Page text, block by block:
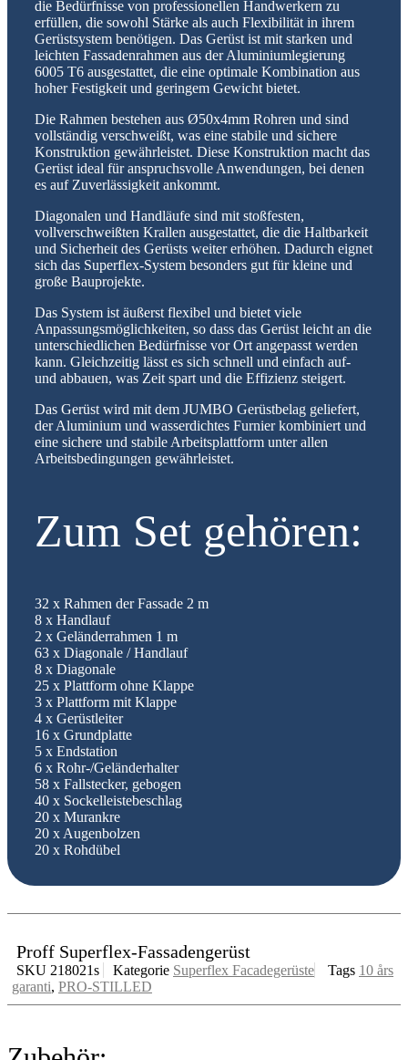
die Bedürfnisse von professionellen Handwerkern zu
erfüllen, die sowohl Stärke als auch Flexibilität in ihrem
Gerüstsystem benötigen. Das Gerüst ist mit starken und
leichten Fassadenrahmen aus der Aluminiumlegierung
6005 T6 ausgestattet, die eine optimale Kombination aus
hoher Festigkeit und geringem Gewicht bietet.
Die Rahmen bestehen aus Ø50x4mm Rohren und sind
vollständig verschweißt, was eine stabile und sichere
Konstruktion gewährleistet. Diese Konstruktion macht das
Gerüst ideal für anspruchsvolle Anwendungen, bei denen
es auf Zuverlässigkeit ankommt.
Diagonalen und Handläufe sind mit stoßfesten,
vollverschweißten Krallen ausgestattet, die die Haltbarkeit
und Sicherheit des Gerüsts weiter erhöhen. Dadurch eignet
sich das Superflex-System besonders gut für kleine und
große Bauprojekte.
Das System ist äußerst flexibel und bietet viele
Anpassungsmöglichkeiten, so dass das Gerüst leicht an die
unterschiedlichen Bedürfnisse vor Ort angepasst werden
kann. Gleichzeitig lässt es sich schnell und einfach auf-
und abbauen, was Zeit spart und die Effizienz steigert.
Das Gerüst wird mit dem JUMBO Gerüstbelag geliefert,
der Aluminium und wasserdichtes Furnier kombiniert und
eine sichere und stabile Arbeitsplattform unter allen
Arbeitsbedingungen gewährleistet.
Zum Set gehören:
32 x Rahmen der Fassade 2 m
8 x Handlauf
2 x Geländerrahmen 1 m
63 x Diagonale / Handlauf
8 x Diagonale
25 x Plattform ohne Klappe
3 x Plattform mit Klappe
4 x Gerüstleiter
16 x Grundplatte
5 x Endstation
6 x Rohr-/Geländerhalter
58 x Fallstecker, gebogen
40 x Sockelleistebeschlag
20 x Murankre
20 x Augenbolzen
20 x Rohdübel
Proff Superflex-Fassadengerüst
SKU 218021s Kategorie Superflex Facadegerüste Tags 10 års
garanti, PRO-STILLED